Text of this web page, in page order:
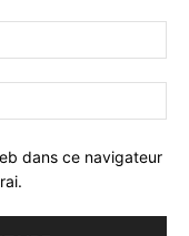
dans ce navigateur